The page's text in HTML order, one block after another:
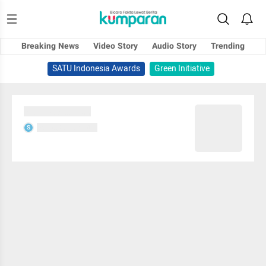
Breaking News Video Story Audio Story
Trending
SATU Indonesia Awards
Green Initiative
S